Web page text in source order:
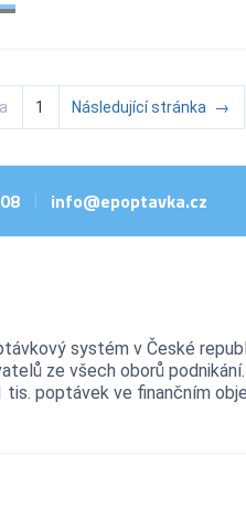
1 Následující stránka →
| info@epoptavka.cz
systém v České
ze všech oborů podnikání.
poptávek ve finančním